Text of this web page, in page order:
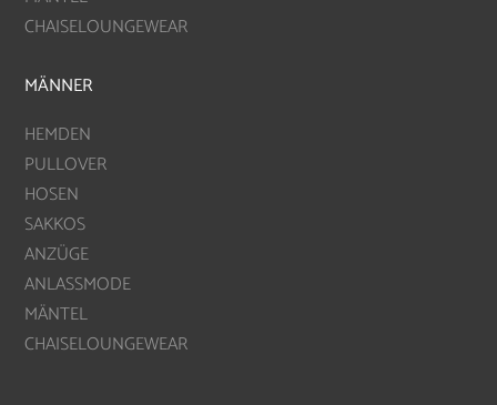
CHAISELOUNGEWEAR
MÄNNER
HEMDEN
PULLOVER
HOSEN
SAKKOS
ANZÜGE
ANLASSMODE
MÄNTEL
CHAISELOUNGEWEAR